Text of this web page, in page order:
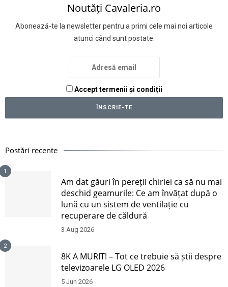
Noutăți Cavaleria.ro
Abonează-te la newsletter pentru a primi cele mai noi articole
atunci când sunt postate.
Accept termenii și condiții
Postări recente
1
Am dat găuri în pereții chiriei ca să nu mai
deschid geamurile: Ce am învățat după o
lună cu un sistem de ventilație cu
recuperare de căldură
3 Aug 2026
2
8K A MURIT! – Tot ce trebuie să știi despre
televizoarele LG OLED 2026
5 Jun 2026